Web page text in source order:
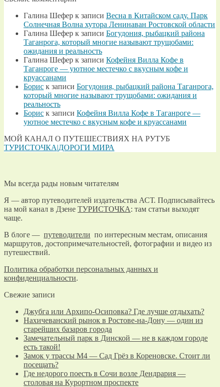
Галина Шефер к записи Весна в Китайском саду. Парк
Солнечная Волна хутора Ленинаван Ростовской области
Галина Шефер к записи Богудония, рыбацкий района
Таганрога, который многие называют трущобами:
ожидания и реальность
Галина Шефер к записи Кофейня Вилла Кофе в
Таганроге — уютное местечко с вкусным кофе и
круассанами
Борис к записи Богудония, рыбацкий района Таганрога,
который многие называют трущобами: ожидания и
реальность
Борис к записи Кофейня Вилла Кофе в Таганроге —
уютное местечко с вкусным кофе и круассанами
МОЙ КАНАЛ О ПУТЕШЕСТВИЯХ НА РУТУБ
ТУРИСТОЧКА|ДОРОГИ МИРА
Мы всегда рады новым читателям
Я — автор путеводителей издательства АСТ. Подписывайтесь
на мой канал в Дзене ТУРИСТОЧКА: там статьи выходят
чаще.
В блоге — путеводители по интересным местам, описания
маршрутов, достопримечательностей, фотографии и видео из
путешествий.
Политика обработки персональных данных и
конфиденциальности.
Свежие записи
Джубга или Архипо-Осиповка? Где лучше отдыхать?
Нахичеванский рынок в Ростове-на-Дону — один из
старейших базаров города
Замечательный парк в Динской — не в каждом городе
есть такой!
Замок у трассы М4 — Сад Грёз в Кореновске. Стоит ли
посещать?
Где недорого поесть в Сочи возле Дендрария —
столовая на Курортном проспекте